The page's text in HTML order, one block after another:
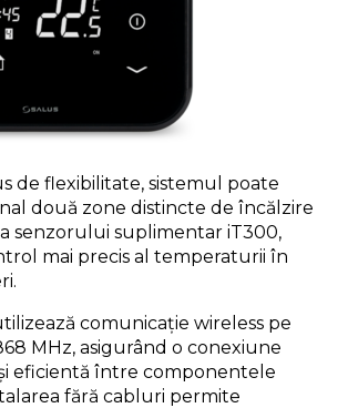
de flexibilitate, sistemul poate
două zone distincte de încălzire
senzorului suplimentar iT300,
mai precis al temperaturii în
comunicație wireless pe
MHz, asigurând o conexiune
eficientă între componentele
fără cabluri permite